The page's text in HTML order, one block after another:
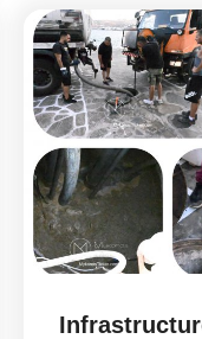
κομβική